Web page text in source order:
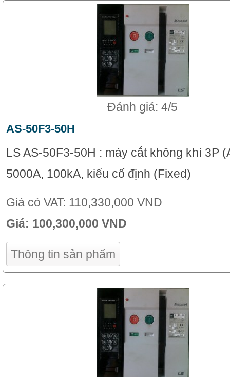
Đánh giá: 4/5
AS-50F3-50H
LS AS-50F3-50H : máy cắt không khí 3P
5000A, 100kA, kiểu cố định (Fixed)
Giá có VAT: 110,330,000 VND
Giá: 100,300,000 VND
Thông tin sản phẩm